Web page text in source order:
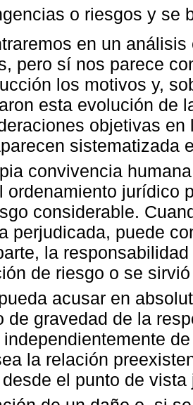
o riesgos y se
en un
pero sí nos parece
los motivos y,
esta evolución de
objetivas
sistematizada
convivencia
ordenamiento jurídico
considerable.
perjudicada, puede
la
de riesgo o se
acusar en
de gravedad de la
independientemente
la relación
el punto de